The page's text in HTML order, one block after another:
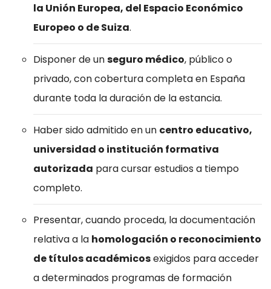
la Unión Europea, del Espacio Económico
Europeo o de Suiza.
Disponer de unseguro médico, público o
privado, con cobertura completa en España
durante toda la duración de la estancia.
Haber sido admitido en un centro educativo,
universidad o institución formativa
autorizada para cursar estudios a tiempo
completo.
Presentar, cuando proceda, la documentación
relativa a la homologación o reconocimiento
de títulos académicosexigidos para acceder
a determinados programas de formación